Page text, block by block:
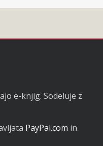
e-knjig. Sodeluje z
PayPal.com in